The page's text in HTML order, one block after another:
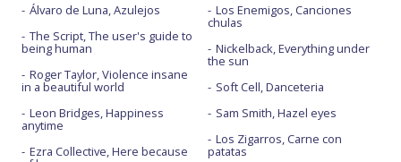
Álvaro de Luna, Azulejos
The Script, The user's guide to
being human
Roger Taylor, Violence insane
in a beautiful world
Leon Bridges, Happiness
anytime
Ezra Collective, Here because
Los Enemigos, Canciones
chulas
Nickelback, Everything under
the sun
Soft Cell, Danceteria
Sam Smith, Hazel eyes
Los Zigarros, Carne con
patatas